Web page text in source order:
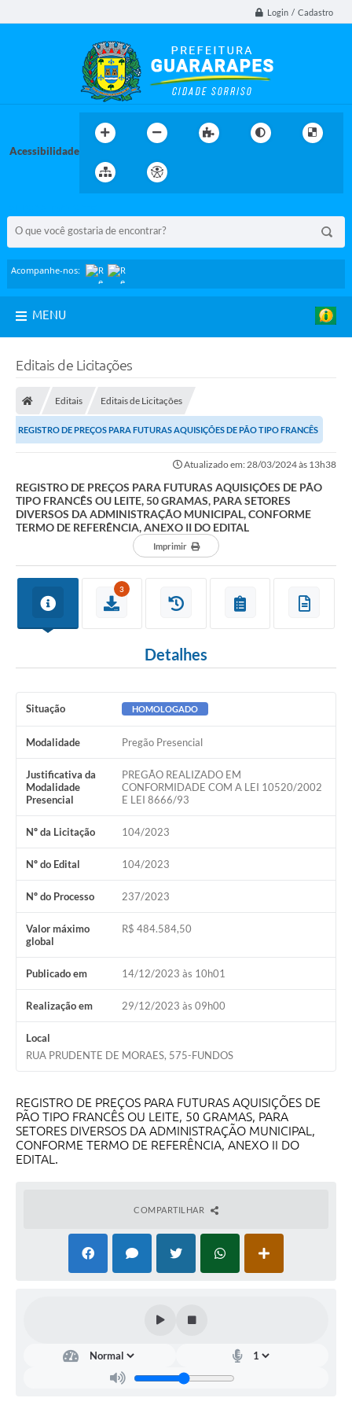
Login / Cadastro
Acessibilidade
Acompanhe-nos:
MENU
Editais de Licitações
Editais Editais de Licitações
REGISTRO DE PREÇOS PARA FUTURAS AQUISIÇÕES DE PÃO TIPO FRANCÊS
Atualizado em: 28/03/2024 às 13h38
REGISTRO DE PREÇOS PARA FUTURAS AQUISIÇÕES DE PÃO
TIPO FRANCÊS OU LEITE, 50 GRAMAS, PARA SETORES
DIVERSOS DA ADMINISTRAÇÃO MUNICIPAL, CONFORME
TERMO DE REFERÊNCIA, ANEXO II DO EDITAL
Imprimir
3
Detalhes
Situação HOMOLOGADO
Modalidade Pregão Presencial
Justificativa da
Modalidade
Presencial
PREGÃO REALIZADO EM
CONFORMIDADE COM A LEI 10520/2002
E LEI 8666/93
Nº da Licitação 104/2023
Nº do Edital 104/2023
Nº do Processo 237/2023
Valor máximo
global
R$ 484.584,50
Publicado em 14/12/2023 às 10h01
Realização em 29/12/2023 às 09h00
Local
RUA PRUDENTE DE MORAES, 575-FUNDOS
REGISTRO DE PREÇOS PARA FUTURAS AQUISIÇÕES DE
PÃO TIPO FRANCÊS OU LEITE, 50 GRAMAS, PARA
SETORES DIVERSOS DA ADMINISTRAÇÃO MUNICIPAL,
CONFORME TERMO DE REFERÊNCIA, ANEXO II DO
EDITAL.
COMPARTILHAR